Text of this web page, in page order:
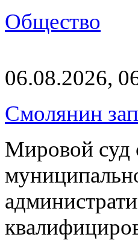
Общество
06.08.2026,
Смолянин
Мировой суд